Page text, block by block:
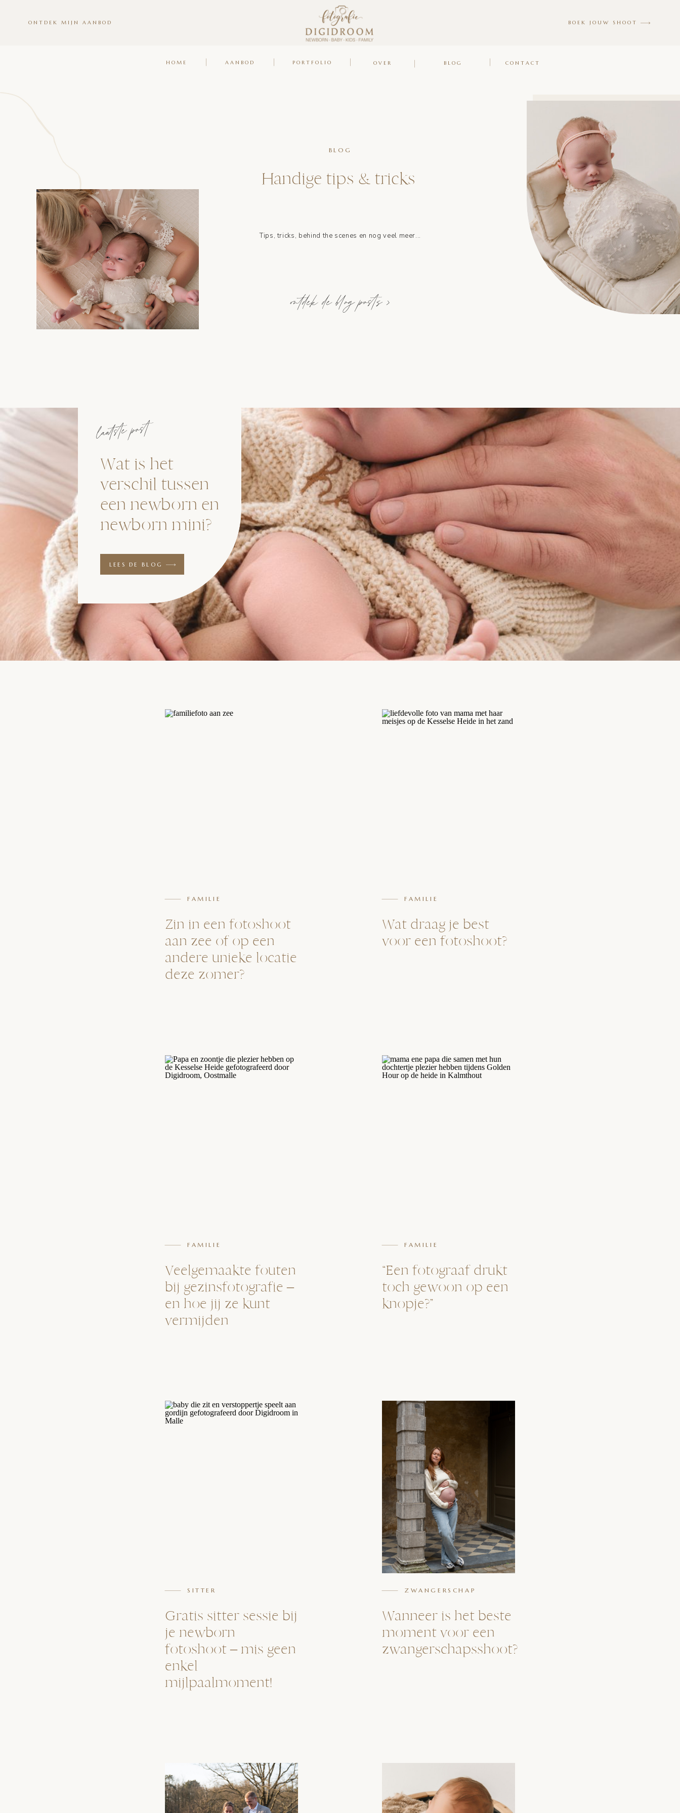
BOEK JOUW SHOOT
ONTDEK MIJN AANBOD
CONTACT
BLOG
OVER
PORTFOLIO
AANBOD
HOME
ontdek de blog posts >
Tips, tricks, behind the scenes en nog veel meer...
Handige tips & tricks
BLOG
LEES DE BLOG
Wat is het
verschil tussen
een newborn en
newborn mini?
laatste post
Zin in een fotoshoot
aan zee of op een
andere unieke locatie
deze zomer?
FAMILIE
Wat draag je best
voor een fotoshoot?
FAMILIE
Veelgemaakte fouten
bij gezinsfotografie –
en hoe jij ze kunt
vermijden
FAMILIE
“Een fotograaf drukt
toch gewoon op een
knopje?”
FAMILIE
Gratis sitter sessie bij
je newborn
fotoshoot – mis geen
enkel
mijlpaalmoment!
SITTER
Wanneer is het beste
moment voor een
zwangerschapsshoot?
ZWANGERSCHAP